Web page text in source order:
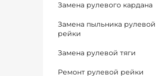
Замена рулевого кардана
Замена пыльника рулевой
рейки
Замена рулевой тяги
Ремонт рулевой рейки